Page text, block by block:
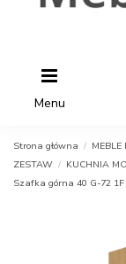
Menu
Strona główna
ZESTAW
KUCHNIA
Szafka górna 40 G-72